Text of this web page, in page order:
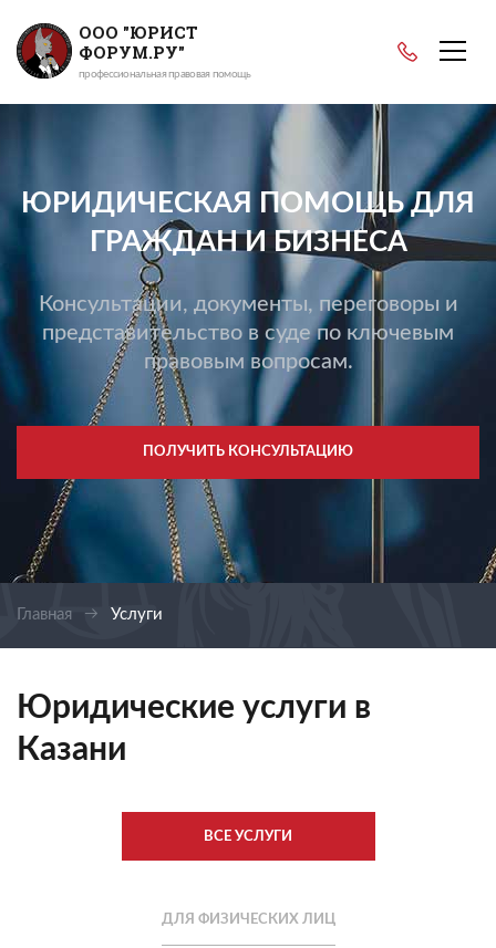
ООО "ЮРИСТ
ФОРУМ.РУ"
профессиональная правовая помощь
ЮРИДИЧЕСКАЯ ПОМОЩЬ ДЛЯ
ГРАЖДАН И БИЗНЕСА
Консультации, документы, переговоры и
представительство в суде по ключевым
правовым вопросам.
ПОЛУЧИТЬ КОНСУЛЬТАЦИЮ
Главная Услуги
Юридические услуги в
Казани
ВСЕ УСЛУГИ
ДЛЯ ФИЗИЧЕСКИХ ЛИЦ